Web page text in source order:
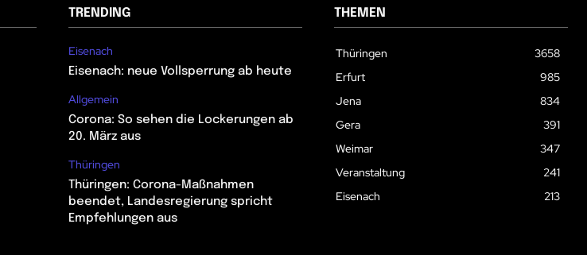
TRENDING
Eisenach
Eisenach: neue Vollsperrung ab heute
Allgemein
Corona: So sehen die Lockerungen ab
20. März aus
Thüringen
Thüringen: Corona-Maßnahmen
beendet, Landesregierung spricht
Empfehlungen aus
THEMEN
Thüringen
3658
Erfurt
985
Jena
834
Gera
391
Weimar
347
Veranstaltung
241
Eisenach
213